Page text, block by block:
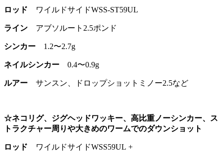
ロッド ワイルドサイドWSS-ST59UL
ライン アブソルート2.5ポンド
シンカー 1.2〜2.7g
ネイルシンカー 0.4〜0.9g
ルアー サンスン、ドロップショットミノー2.5など
☆ネコリグ、ジグヘッドワッキー、高比重ノーシンカー、ス
トラクチャー周りや大きめのワームでのダウンショット
ロッド ワイルドサイドWSS59UL +